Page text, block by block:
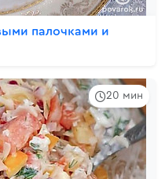
палочками и
20 мин